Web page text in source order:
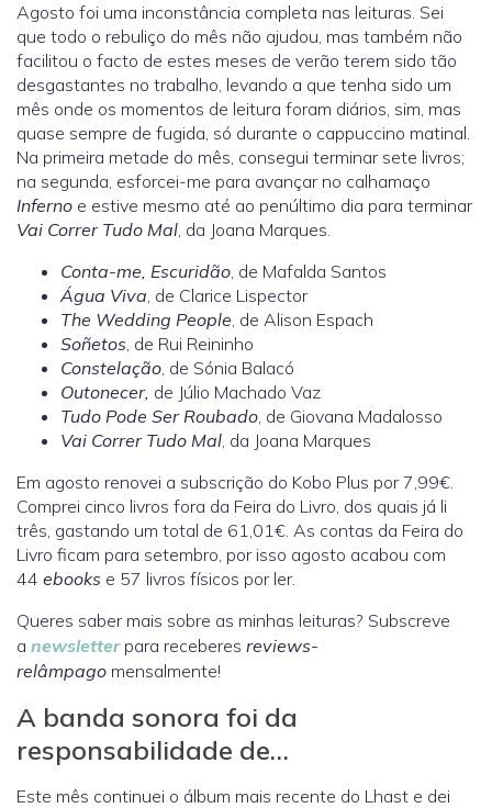
Agosto foi uma inconstância completa nas leituras. Sei
que todo o rebuliço do mês não ajudou, mas também não
facilitou o facto de estes meses de verão terem sido tão
desgastantes no trabalho, levando a que tenha sido um
mês onde os momentos de leitura foram diários, sim, mas
quase sempre de fugida, só durante o cappuccino matinal.
Na primeira metade do mês, consegui terminar sete livros;
na segunda, esforcei-me para avançar no calhamaço
Inferno e estive mesmo até ao penúltimo dia para terminar
Vai Correr Tudo Mal, da Joana Marques.
Conta-me, Escuridão, de Mafalda Santos
Água Viva, de Clarice Lispector
The Wedding People, de Alison Espach
Soñetos, de Rui Reininho
Constelação, de Sónia Balacó
Outonecer, de Júlio Machado Vaz
Tudo Pode Ser Roubado, de Giovana Madalosso
Vai Correr Tudo Mal, da Joana Marques
Em agosto renovei a subscrição do Kobo Plus por 7,99€.
Comprei cinco livros fora da Feira do Livro, dos quais já li
três, gastando um total de 61,01€. As contas da Feira do
Livro ficam para setembro, por isso agosto acabou com
44 ebooks e 57 livros físicos por ler.
Queres saber mais sobre as minhas leituras? Subscreve
a newsletterpara receberes reviews-
relâmpago mensalmente!
A banda sonora foi da
responsabilidade de…
Este mês continuei o álbum mais recente do Lhast e dei